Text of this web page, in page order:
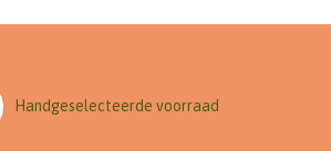
Handgeselecteerde voorraad